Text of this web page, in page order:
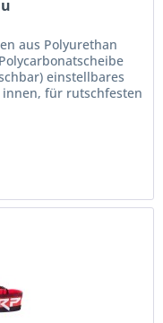
aus Polyurethan
einstellbares
für rutschfesten